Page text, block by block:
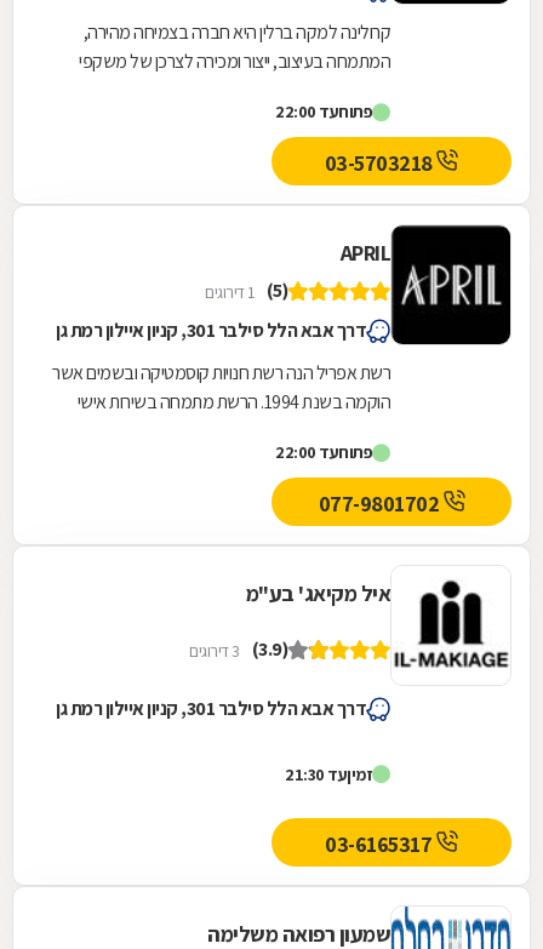
קרולינה למקה ברלין היא חברה בצמיחה מהירה,
המתמחה בעיצוב, ייצור ומכירה לצרכן של משקפי
אופנה, אנו...
פתוחעד 22:00
03-5703218
APRIL
(5) 1 דירוגים
דרך אבא הלל סילבר 301, קניון איילון רמת גן
רשת אפריל הנה רשת חנויות קוסמטיקה ובשמים אשר
הוקמה בשנת 1994. הרשת מתמחה בשירות אישי
ברחבי הארץ....
פתוחעד 22:00
איל מקיאג' בע"מ
(3.9) 3 דירוגים
דרך אבא הלל סילבר 301, קניון איילון רמת גן
זמיןעד 21:30
שמעון רפואה משלימה